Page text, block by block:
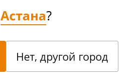
Астана?
Нет, другой город